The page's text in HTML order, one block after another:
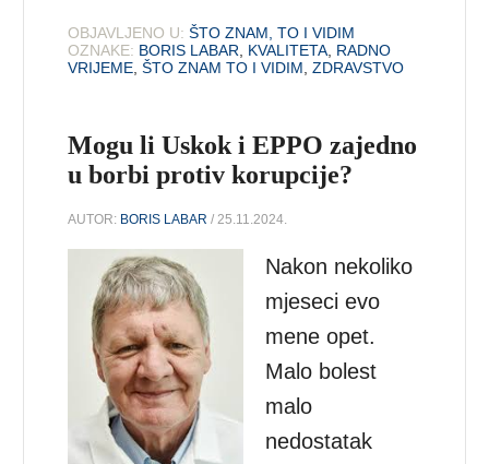
OBJAVLJENO U: ŠTO ZNAM, TO I VIDIM
OZNAKE: BORIS LABAR KVALITETA RADNO
VRIJEME ,ŠTO ZNAM TO I VIDIM ,ZDRAVSTVO
Mogu li Uskok i EPPO zajedno
u borbi protiv korupcije?
AUTOR: BORIS LABAR / 25.11.2024.
Nakon nekoliko
mjeseci evo
mene opet.
Malo bolest
malo
nedostatak